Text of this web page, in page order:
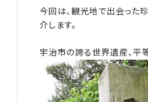
今回は、観光地で出会った
介します。
宇治市の誇る世界遺産、平